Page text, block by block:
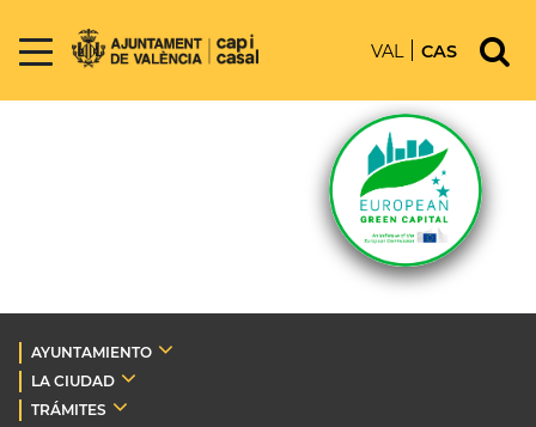
VAL CAS
AYUNTAMIENTO
LA CIUDAD
TRÁMITES